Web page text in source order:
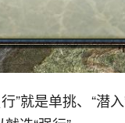
”就是单挑、“潜